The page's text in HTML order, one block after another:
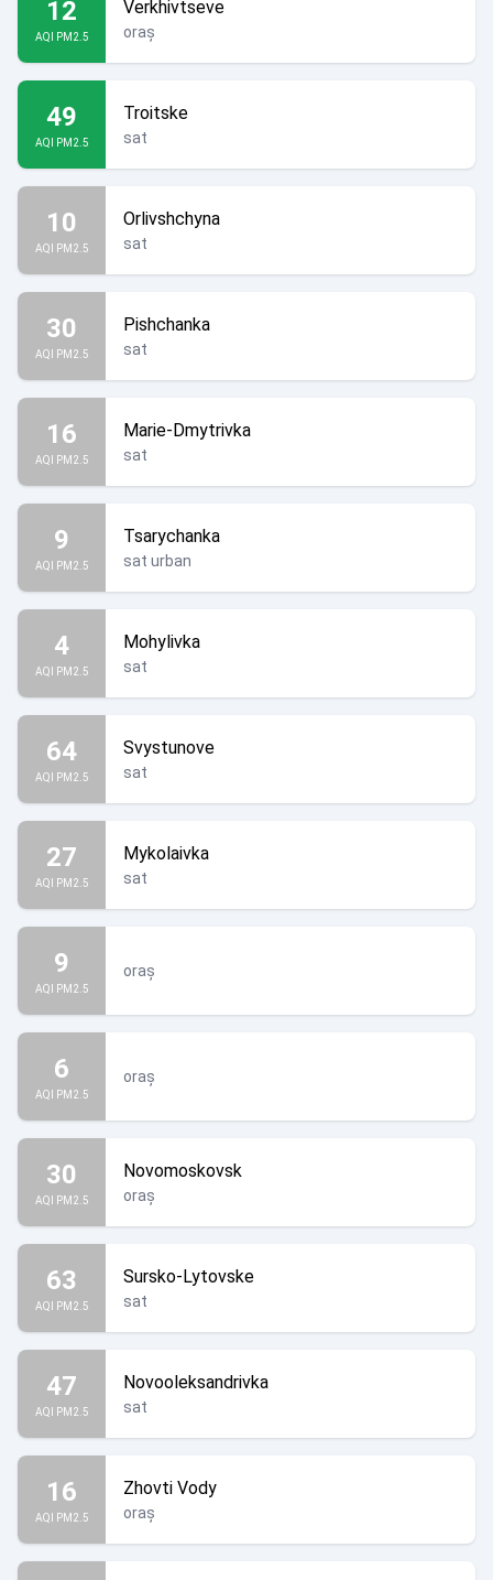
12
AQI PM2.5
Verkhivtseve
oraș
49
AQI PM2.5
Troitske
sat
10
AQI PM2.5
Orlivshchyna
sat
30
AQI PM2.5
Pishchanka
sat
16
AQI PM2.5
Marie-Dmytrivka
sat
9
AQI PM2.5
Tsarychanka
sat urban
4
AQI PM2.5
Mohylivka
sat
64
AQI PM2.5
Svystunove
sat
27
AQI PM2.5
Mykolaivka
sat
9
AQI PM2.5
oraș
6
AQI PM2.5
oraș
30
AQI PM2.5
Novomoskovsk
oraș
63
AQI PM2.5
Sursko-Lytovske
sat
47
AQI PM2.5
Novooleksandrivka
sat
16
AQI PM2.5
Zhovti Vody
oraș